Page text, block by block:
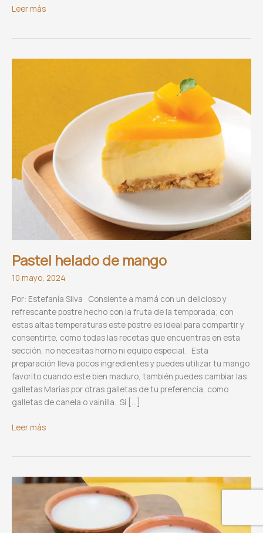
Fermento
Leer más
Pastel helado de mango
10 mayo, 2024
Por: Estefanía Silva Consiente a mamá con un delicioso y
refrescante postre hecho con la fruta de la temporada; con
estas altas temperaturas este postre es ideal para compartir y
consentirte, como todas las recetas que encuentras en esta
sección, no necesitas horno ni equipo especial. Esta
preparación lleva pocos ingredientes y puedes utilizar tu mango
favorito cuando este bien maduro, también puedes cambiar las
galletas Marías por otras galletas de tu preferencia, como
galletas de canela o vainilla. Si […]
Pastel
Leer más